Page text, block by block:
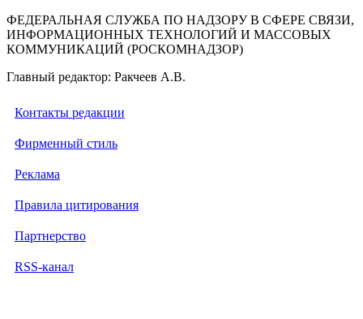
ФЕДЕРАЛЬНАЯ СЛУЖБА ПО НАДЗОРУ В СФЕРЕ СВЯЗИ,
ИНФОРМАЦИОННЫХ ТЕХНОЛОГИЙ И МАССОВЫХ
КОММУНИКАЦИЙ (РОСКОМНАДЗОР)
Главный редактор: Ракчеев А.В.
Контакты редакции
Фирменный стиль
Реклама
Правила цитирования
Партнерство
RSS-канал